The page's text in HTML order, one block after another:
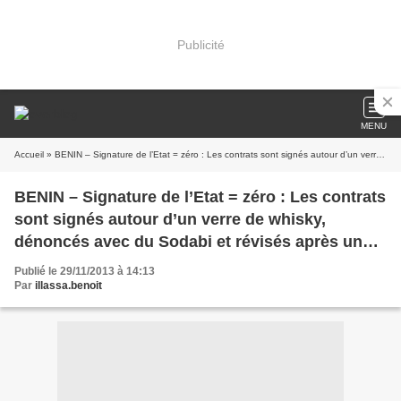
Publicité
MENU
Accueil » BENIN – Signature de l’Etat = zéro : Les contrats sont signés autour d’un verre de whisky, dénoncés avec du Sodabi et révisés après une bonne dose de vin mousseux…
BENIN – Signature de l’Etat = zéro : Les contrats
sont signés autour d’un verre de whisky,
dénoncés avec du Sodabi et révisés après une
bonne dose de vin mousseux…
Publié le 29/11/2013 à 14:13
Par illassa.benoit